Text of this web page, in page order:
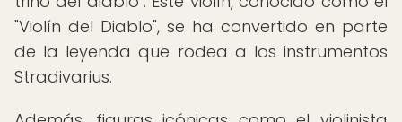
"Violín del Diablo", se ha convertido en parte
de la leyenda que rodea a los instrumentos
Stradivarius.